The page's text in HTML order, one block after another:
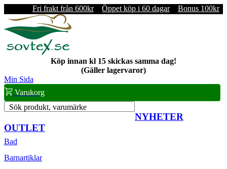
Fri frakt från 600kr Öppet köp i 60 dagar Bonus 100kr
Köp innan kl 15 skickas samma dag!
(Gäller lagervaror)
Min Sida
Varukorg
Sök produkt, varumärke
NYHETER
OUTLET
Bad
Barnartiklar